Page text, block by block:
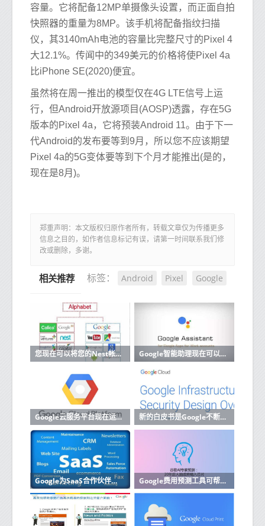
容量。它将配备12MP单摄像头设置，而正面自拍
快照器的重量为8MP。该手机将配备指纹扫描
仪，其3140mAh电池的容量比完整尺寸的Pixel 4
大12.1%。传闻中的349美元的价格将使Pixel 4a
比iPhone SE(2020)便宜。
虽然将在周一推出的模型仅在4G LTE信号上运
行，但Android开放源项目(AOSP)透露，存在5G
版本的Pixel 4a，它将预装Android 11。由于下一
代Android的发布要等到9月，所以您不应该期望
Pixel 4a的5G变体要等到下个月才能推出(是的，
现在是8月)。
郑重声明：本文版权归原作者所有，转载文章仅为传播更多
信息之目的，如作者信息标记有误，请第一时间联系我们修
改或删除，多谢。
标签： Android Pixel Google
相关推荐
您现在可以将您的Nest帐户迁移到Google帐户 Google智能助理现在可以阅读和回复来自更多应用的消息
Google云服务平台现在运行内部部署 新的白皮书是Google不断努力使其云计算运营更加透明的一部分
Google为SaaS合作伙伴启动了新的云计划 Google费用预测工具可帮助企业改善预算云成本